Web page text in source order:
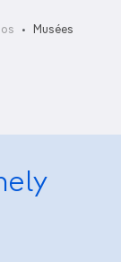
Musées